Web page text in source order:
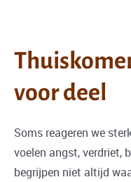
voor deel
Soms reageren we
voelen angst, verdriet,
begrijpen niet altijd